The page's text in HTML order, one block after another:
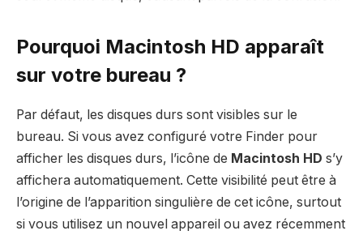
Pourquoi Macintosh HD apparaît
sur votre bureau ?
Par défaut, les disques durs sont visibles sur le
bureau. Si vous avez configuré votre Finder pour
afficher les disques durs, l’icône de Macintosh HD s’y
affichera automatiquement. Cette visibilité peut être à
l’origine de l’apparition singulière de cet icône, surtout
si vous utilisez un nouvel appareil ou avez récemment